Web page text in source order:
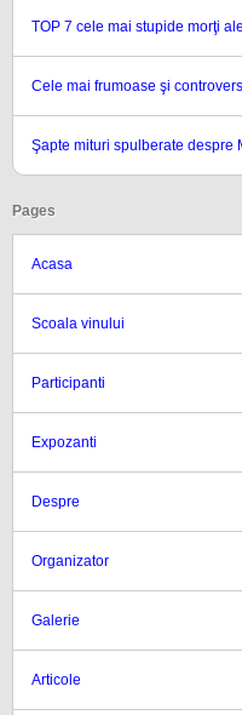
TOP 7 cele mai stupide morţi
Cele mai frumoase şi
Şapte mituri spulberate despre
Pages
Acasa
Scoala vinului
Participanti
Expozanti
Despre
Organizator
Galerie
Articole